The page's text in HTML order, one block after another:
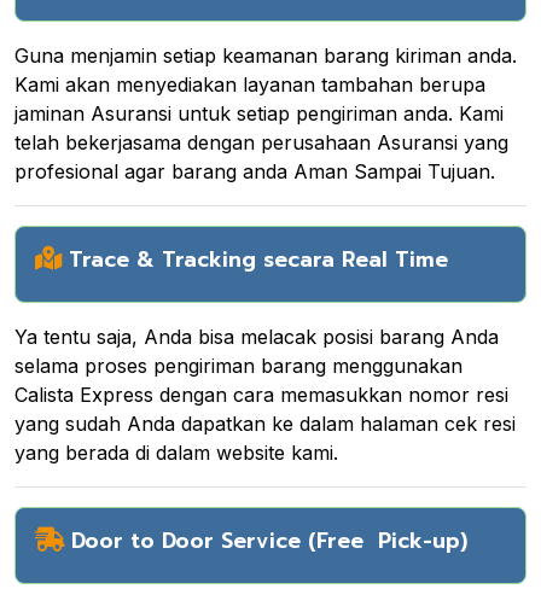
Guna menjamin setiap keamanan barang kiriman anda.
Kami akan menyediakan layanan tambahan berupa
jaminan Asuransi untuk setiap pengiriman anda. Kami
telah bekerjasama dengan perusahaan Asuransi yang
profesional agar barang anda Aman Sampai Tujuan.
Trace & Tracking secara Real Time
Ya tentu saja, Anda bisa melacak posisi barang Anda
selama proses pengiriman barang menggunakan
Calista Express dengan cara memasukkan nomor resi
yang sudah Anda dapatkan ke dalam halaman cek resi
yang berada di dalam website kami.
Door to Door Service (Free Pick-up)